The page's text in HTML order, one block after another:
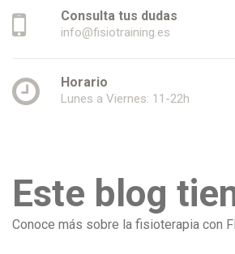
Consulta tus dudas
info@fisiotraining.es
Horario
Lunes a Viernes: 11-22h
Este blog
Conoce más sobre la fisioterapia con